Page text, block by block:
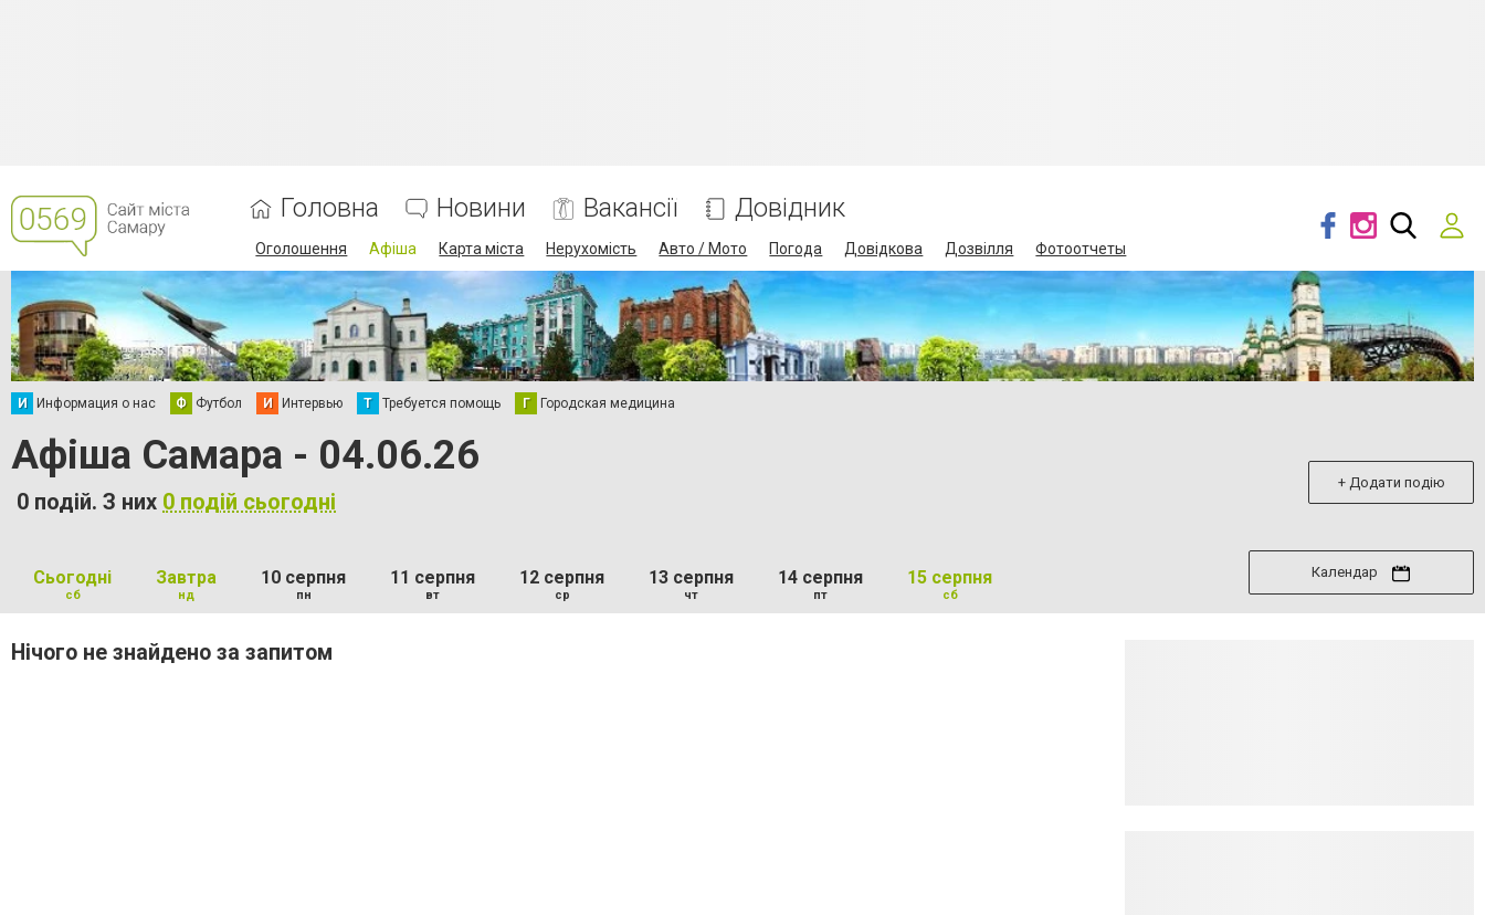
Головна Новини Вакансії Довідник
Оголошення Афіша Карта міста Нерухомість Авто / Мото Погода Довідкова Дозвілля Фотоотчеты
И Информация о нас Ф Футбол И Интервью Т Требуется помощь Г Городская медицина
Афіша Самара - 04.06.26
0 подій. З них 0 подій сьогодні
+ Додати подію
Сьогодні
сб
Завтра
нд
10 серпня
пн
11 серпня
вт
12 серпня
ср
13 серпня
чт
14 серпня
пт
15 серпня
сб
Календар
Нічого не знайдено за запитом